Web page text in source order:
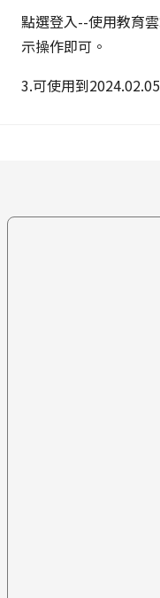
點選登入--使用教育
示操作即可。
3.可使用到2024.02.05